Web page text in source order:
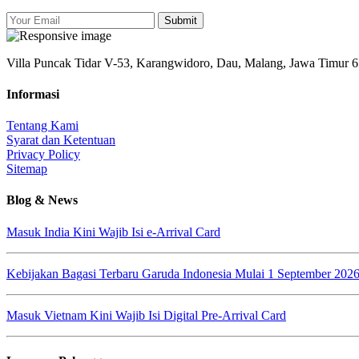
Submit
Villa Puncak Tidar V-53, Karangwidoro, Dau, Malang, Jawa Timur
Informasi
Tentang Kami
Syarat dan Ketentuan
Privacy Policy
Sitemap
Blog & News
Masuk India Kini Wajib Isi e-Arrival Card
Kebijakan Bagasi Terbaru Garuda Indonesia Mulai 1 September 2026
Masuk Vietnam Kini Wajib Isi Digital Pre-Arrival Card